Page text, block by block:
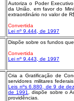
Autoriza o Poder
da União. em favor do
extraordinário no valor de
Convertida
Lei nº 9.444, de 1997
Dispõe sobre os fundos
Convertida
Lei nº 9.443, de 1997
Cria a Gratificação de
servidores militares
Leis nºs 6.880, de 9 de
de 1991
, dispõe sobre o
providências.